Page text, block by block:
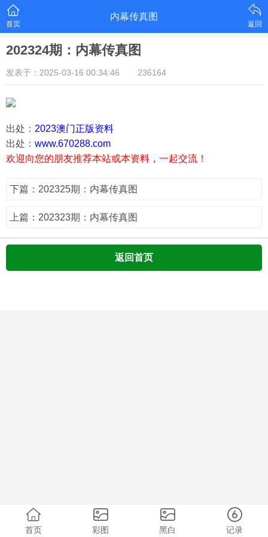
首页
内幕传真图
返回
202324期：内幕传真图
发表于：2025-03-16 00:34:46 236164
出处： 2023澳门正版资料
出处： www.670288.com
欢迎向您的朋友推荐本站或本资料，一起交流！
下篇：202325期：内幕传真图
上篇：202323期：内幕传真图
返回首页
首页 彩图 黑白 记录